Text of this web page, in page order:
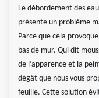
Le débordement des
présente un problème
Parce que cela
bas de mur. Qui dit
de l’apparence et la
dégât que nous vous
feuille. Cette solution